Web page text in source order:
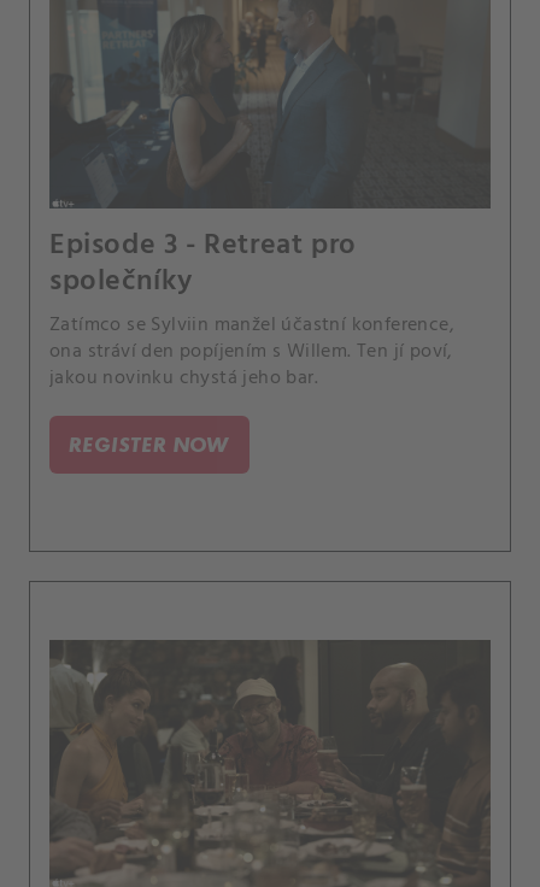
Episode 3 - Retreat pro
společníky
Zatímco se Sylviin manžel účastní konference,
ona stráví den popíjením s Willem. Ten jí poví,
jakou novinku chystá jeho bar.
REGISTER NOW